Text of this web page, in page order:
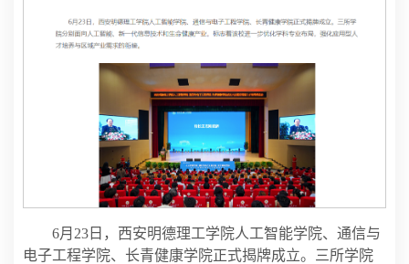
6月23日，西安明德理工学院人工智能学院、通信与
电子工程学院、长青健康学院正式揭牌成立。三所学院